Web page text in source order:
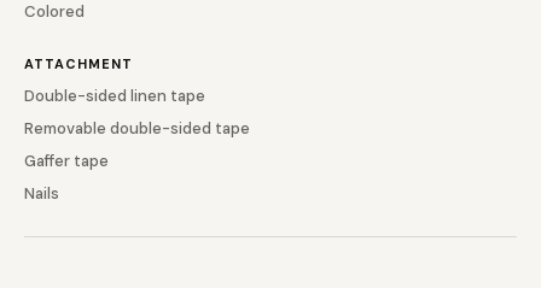
Colored
ATTACHMENT
Double-sided linen tape
Removable double-sided tape
Gaffer tape
Nails